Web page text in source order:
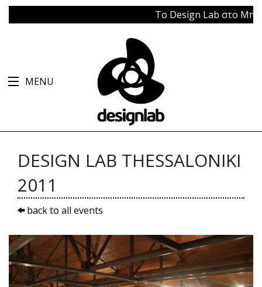
Το Design Lab στο
MENU
DESIGN LAB THESSALONIKI
2011
back to all events